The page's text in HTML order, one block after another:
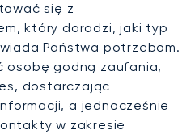
się z
który doradzi, jaki typ
Państwa potrzebom.
osobę godną zaufania,
dostarczając
a jednocześnie
w zakresie